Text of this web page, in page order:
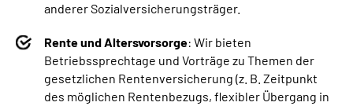
anderer Sozialversicherungsträger.
Rente und Altersvorsorge: Wir bieten
Betriebssprechtage und Vorträge zu Themen der
gesetzlichen Rentenversicherung (z. B. Zeitpunkt
des möglichen Rentenbezugs, flexibler Übergang in